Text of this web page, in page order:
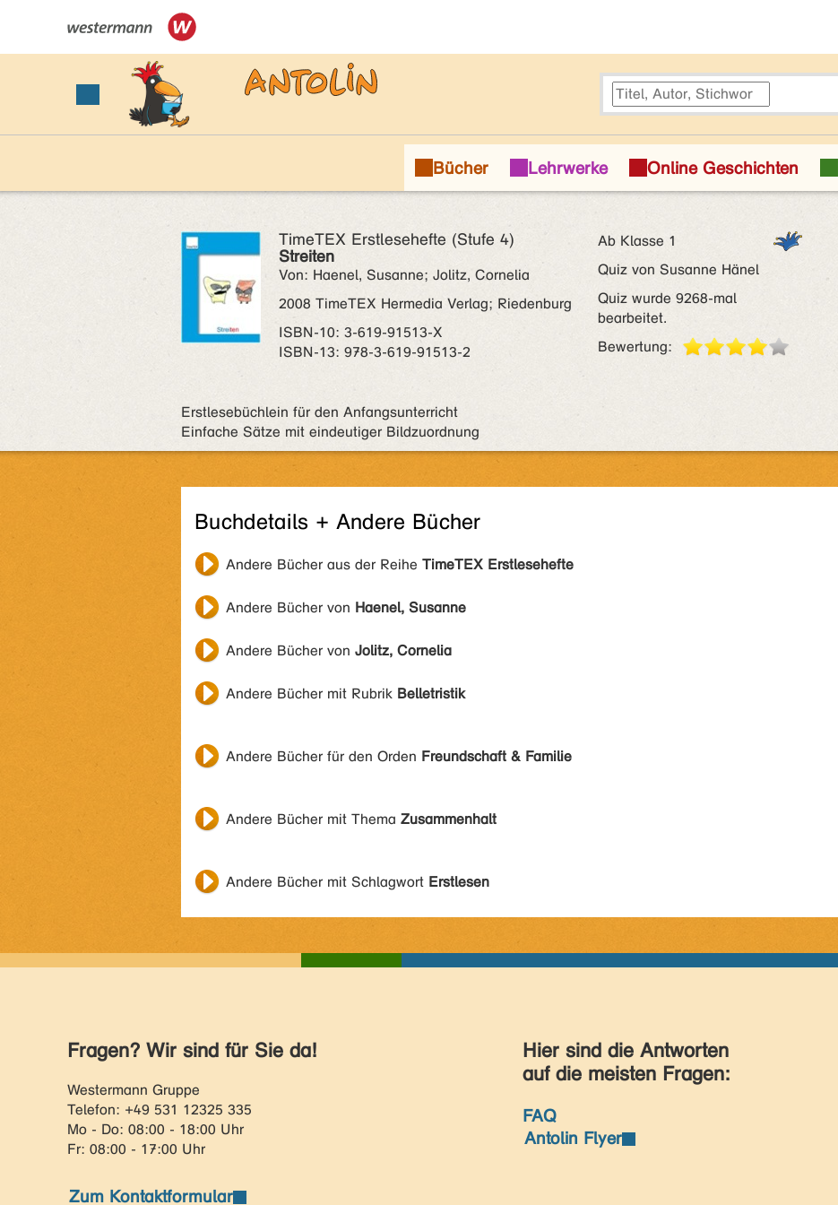
TimeTEX Erstlesehefte (Stufe 4)
Streiten
Von: Haenel, Susanne; Jolitz, Cornelia
2008 TimeTEX Hermedia Verlag; Riedenburg
ISBN‑10: 3-619-91513-X
ISBN‑13: 978-3-619-91513-2
Ab Klasse 1
Quiz von Susanne Hänel
Quiz wurde 9268-mal
bearbeitet.
Bewertung:
Erstlesebüchlein für den Anfangsunterricht
Einfache Sätze mit eindeutiger Bildzuordnung
Buchdetails + Andere Bücher
Andere Bücher aus der Reihe TimeTEX Erstlesehefte
Andere Bücher von Haenel, Susanne
Andere Bücher von Jolitz, Cornelia
Andere Bücher mit Rubrik Belletristik
Andere Bücher für den Orden Freundschaft & Familie
Andere Bücher mit Thema Zusammenhalt
Andere Bücher mit Schlagwort Erstlesen